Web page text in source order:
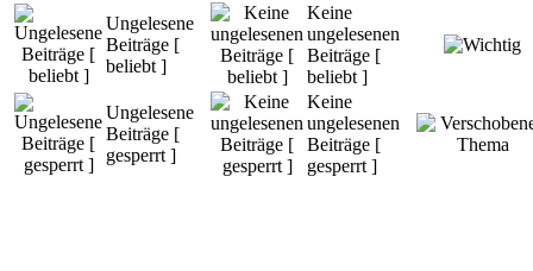
Ungelesene
Beiträge [
beliebt ]
Keine
ungelesenen
Beiträge [
beliebt ]
Ungelesene
Beiträge [
gesperrt ]
Keine
ungelesenen
Beiträge [
gesperrt ]